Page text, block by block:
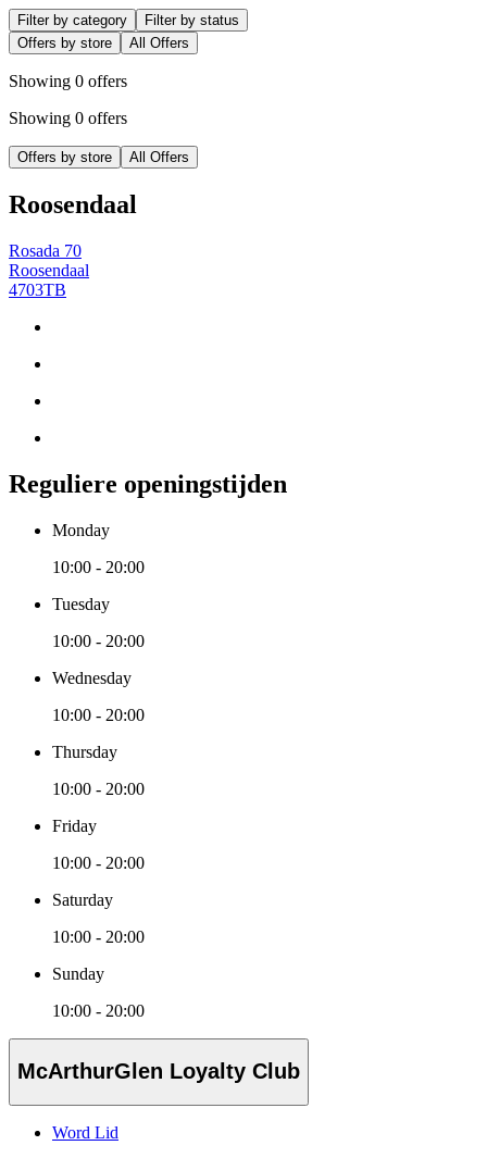
Filter by category
Filter by status
Offers by store
All Offers
Showing 0 offers
Showing 0 offers
Offers by store All Offers
Roosendaal
Rosada 70
Roosendaal
4703TB
Reguliere openingstijden
Monday
10:00 - 20:00
Tuesday
10:00 - 20:00
Wednesday
10:00 - 20:00
Thursday
10:00 - 20:00
Friday
10:00 - 20:00
Saturday
10:00 - 20:00
Sunday
10:00 - 20:00
McArthurGlen Loyalty Club
Word Lid